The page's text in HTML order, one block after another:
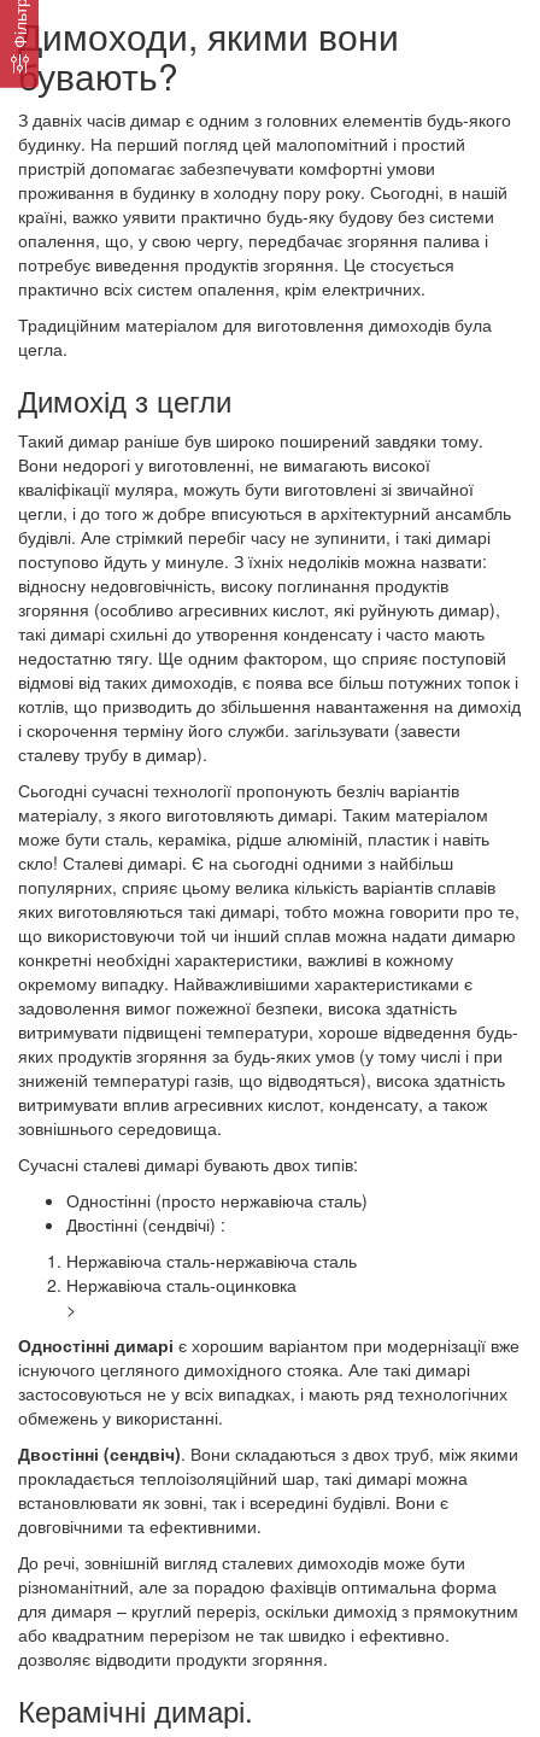
Фільтр
Димоходи, якими вони
бувають?
З давніх часів димар є одним з головних елементів будь-якого
будинку. На перший погляд цей малопомітний і простий
пристрій допомагає забезпечувати комфортні умови
проживання в будинку в холодну пору року. Сьогодні, в нашій
країні, важко уявити практично будь-яку будову без системи
опалення, що, у свою чергу, передбачає згоряння палива і
потребує виведення продуктів згоряння. Це стосується
практично всіх систем опалення, крім електричних.
Традиційним матеріалом для виготовлення димоходів була
цегла.
Димохід з цегли
Такий димар раніше був широко поширений завдяки тому.
Вони недорогі у виготовленні, не вимагають високої
кваліфікації муляра, можуть бути виготовлені зі звичайної
цегли, і до того ж добре вписуються в архітектурний ансамбль
будівлі. Але стрімкий перебіг часу не зупинити, і такі димарі
поступово йдуть у минуле. З їхніх недоліків можна назвати:
відносну недовговічність, високу поглинання продуктів
згоряння (особливо агресивних кислот, які руйнують димар),
такі димарі схильні до утворення конденсату і часто мають
недостатню тягу. Ще одним фактором, що сприяє поступовій
відмові від таких димоходів, є поява все більш потужних топок і
котлів, що призводить до збільшення навантаження на димохід
і скорочення терміну його служби. загільзувати (завести
сталеву трубу в димар).
Сьогодні сучасні технології пропонують безліч варіантів
матеріалу, з якого виготовляють димарі. Таким матеріалом
може бути сталь, кераміка, рідше алюміній, пластик і навіть
скло! Сталеві димарі. Є на сьогодні одними з найбільш
популярних, сприяє цьому велика кількість варіантів сплавів
яких виготовляються такі димарі, тобто можна говорити про те,
що використовуючи той чи інший сплав можна надати димарю
конкретні необхідні характеристики, важливі в кожному
окремому випадку. Найважливішими характеристиками є
задоволення вимог пожежної безпеки, висока здатність
витримувати підвищені температури, хороше відведення будь-
яких продуктів згоряння за будь-яких умов (у тому числі і при
зниженій температурі газів, що відводяться), висока здатність
витримувати вплив агресивних кислот, конденсату, а також
зовнішнього середовища.
Сучасні сталеві димарі бувають двох типів:
Одностінні (просто нержавіюча сталь)
Двостінні (сендвічі) :
Нержавіюча сталь-нержавіюча сталь
Нержавіюча сталь-оцинковка
>
Одностінні димарі є хорошим варіантом при модернізації вже
існуючого цегляного димохідного стояка. Але такі димарі
застосовуються не у всіх випадках, і мають ряд технологічних
обмежень у використанні.
Двостінні (сендвіч). Вони складаються з двох труб, між якими
прокладається теплоізоляційний шар, такі димарі можна
встановлювати як зовні, так і всередині будівлі. Вони є
довговічними та ефективними.
До речі, зовнішній вигляд сталевих димоходів може бути
різноманітний, але за порадою фахівців оптимальна форма
для димаря – круглий переріз, оскільки димохід з прямокутним
або квадратним перерізом не так швидко і ефективно.
дозволяє відводити продукти згоряння.
Керамічні димарі.